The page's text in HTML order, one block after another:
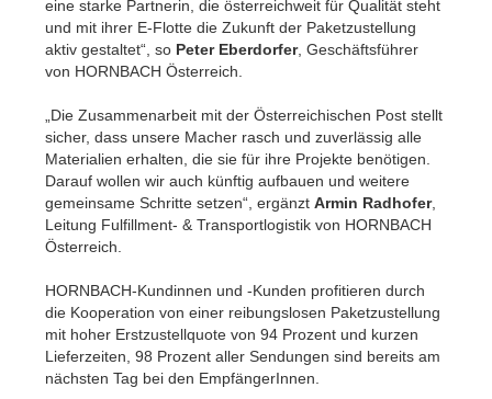
eine starke Partnerin, die österreichweit für Qualität steht
und mit ihrer E-Flotte die Zukunft der Paketzustellung
aktiv gestaltet“, so Peter Eberdorfer, Geschäftsführer
von HORNBACH Österreich.
„Die Zusammenarbeit mit der Österreichischen Post stellt
sicher, dass unsere Macher rasch und zuverlässig alle
Materialien erhalten, die sie für ihre Projekte benötigen.
Darauf wollen wir auch künftig aufbauen und weitere
gemeinsame Schritte setzen“, ergänzt Armin Radhofer,
Leitung Fulfillment- & Transportlogistik von HORNBACH
Österreich.
HORNBACH-Kundinnen und -Kunden profitieren durch
die Kooperation von einer reibungslosen Paketzustellung
mit hoher Erstzustellquote von 94 Prozent und kurzen
Lieferzeiten, 98 Prozent aller Sendungen sind bereits am
nächsten Tag bei den EmpfängerInnen.